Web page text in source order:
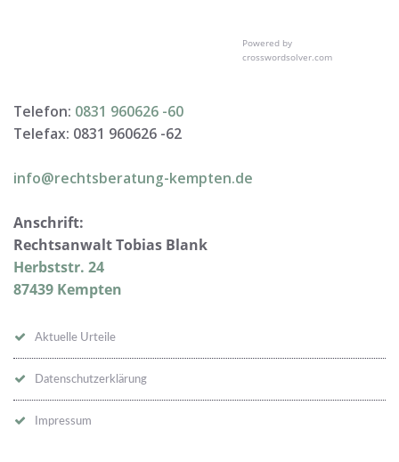
Powered by
crosswordsolver.com
Telefon: 0831 960626 -60
Telefax: 0831 960626 -62
info@rechtsberatung-kempten.de
Anschrift:
Rechtsanwalt Tobias Blank
Herbststr. 24
87439 Kempten
Aktuelle Urteile
Datenschutzerklärung
Impressum